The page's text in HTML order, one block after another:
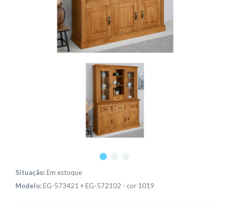
Situação:Em estoque
Modelo:EG-573421 + EG-572102 - cor 1019